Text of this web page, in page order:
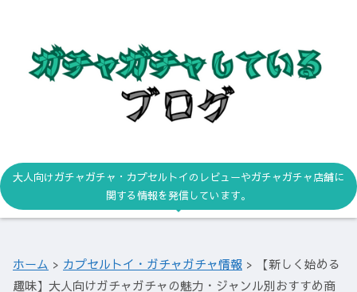
大人向けガチャガチャ・カプセルトイのレビューやガチャガチャ店舗に
関する情報を発信しています。
ホーム > カプセルトイ・ガチャガチャ情報 >
【新しく始める
趣味】大人向けガチャガチャの魅力・ジャンル別おすすめ商